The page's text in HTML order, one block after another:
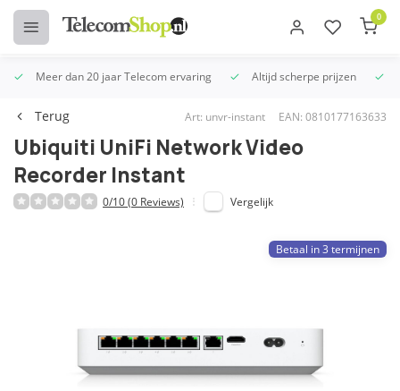
0
Meer dan 20 jaar Telecom ervaring Altijd scherpe prijzen
Terug Art: unvr-instant EAN: 0810177163633
Ubiquiti UniFi Network Video
Recorder Instant
0/10 (0 Reviews) Vergelijk
Betaal in 3 termijnen